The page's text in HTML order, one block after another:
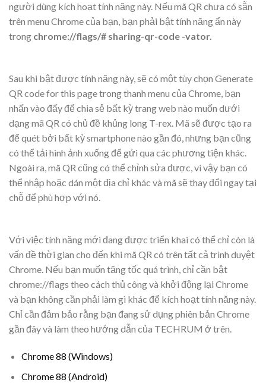
người dùng kích hoạt tính năng này. Nếu mã QR chưa có sẵn
trên menu Chrome của bạn, bạn phải bật tính năng ẩn này
trong chrome://flags/# sharing-qr-code -vator.
Sau khi bật được tính năng này, sẽ có một tùy chọn Generate
QR code for this page trong thanh menu của Chrome, bạn
nhấn vào đấy để chia sẻ bất kỳ trang web nào muốn dưới
dạng mã QR có chủ đề khủng long T-rex. Mã sẽ được tạo ra
để quét bởi bất kỳ smartphone nào gần đó, nhưng bạn cũng
có thể tải hình ảnh xuống để gửi qua các phương tiện khác.
Ngoài ra, mã QR cũng có thể chỉnh sửa được, vì vậy bạn có
thể nhập hoặc dán một địa chỉ khác và mã sẽ thay đổi ngay tại
chỗ để phù hợp với nó.
Với việc tính năng mới đang được triển khai có thể chỉ còn là
vấn đề thời gian cho đến khi mã QR có trên tất cả trình duyệt
Chrome. Nếu bạn muốn tăng tốc quá trình, chỉ cần bật
chrome://flags theo cách thủ công và khởi động lại Chrome
và bạn không cần phải làm gì khác để kích hoạt tính năng này.
Chỉ cần đảm bảo rằng bạn đang sử dụng phiên bản Chrome
gần đây và làm theo hướng dẫn của TECHRUM ở trên.
Chrome 88 (Windows)
Chrome 88 (Android)